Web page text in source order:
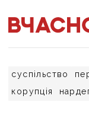
суспільство
корупція